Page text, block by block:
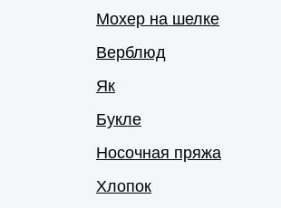
Мохер на шелке
Верблюд
Як
Букле
Носочная пряжа
Хлопок